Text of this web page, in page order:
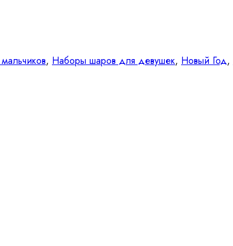
, Наборы шаров для девушек, Новый Год,